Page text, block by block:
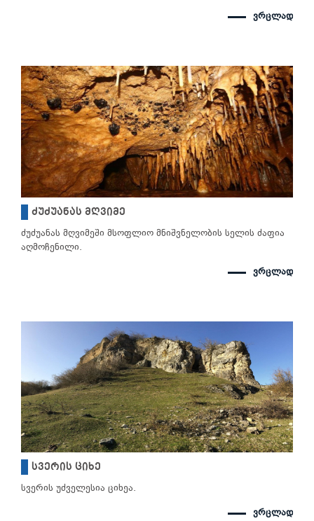
ვრცლად
ძუძუანას მღვიმე
ძუძუანას მღვიმეში მსოფლიო მნიშვნელობის სელის ძაფია
აღმოჩენილი.
ვრცლად
სვერის ციხე
სვერის უძველესია ციხეა.
ვრცლად